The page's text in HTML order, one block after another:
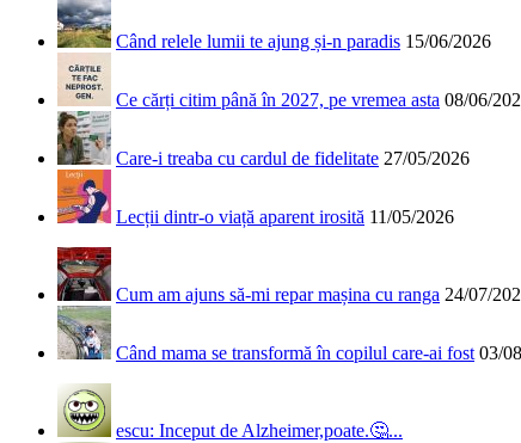
Când relele lumii te ajung și-n paradis 15/06/2026
Ce cărți citim până în 2027, pe vremea asta 08/06/
Care-i treaba cu cardul de fidelitate 27/05/2026
Lecții dintr-o viață aparent irosită 11/05/2026
Cum am ajuns să-mi repar mașina cu ranga 24/07/
Când mama se transformă în copilul care-ai fost 03/
escu: Inceput de Alzheimer,poate.🤔...